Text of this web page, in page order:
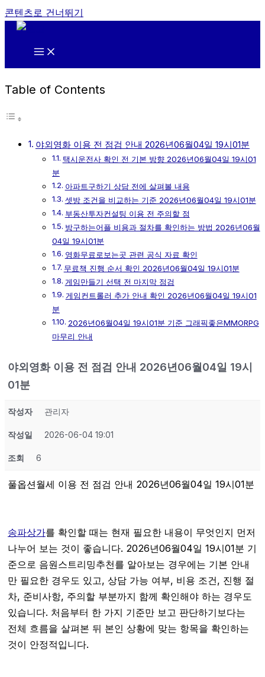
콘텐츠로 건너뛰기
Table of Contents
야외영화 이용 전 점검 안내 2026년06월04일 19시01분
택시운전사 확인 전 기본 방향 2026년06월04일 19시01
분
아파트구하기 상담 전에 살펴볼 내용
셋방 조건을 비교하는 기준 2026년06월04일 19시01분
부동산투자컨설팅 이용 전 주의할 점
방구하는어플 비용과 절차를 확인하는 방법 2026년06월
04일 19시01분
영화무료로보는곳 관련 공식 자료 확인
무료책 진행 순서 확인 2026년06월04일 19시01분
게임만들기 선택 전 마지막 점검
게임컨트롤러 추가 안내 확인 2026년06월04일 19시01
분
2026년06월04일 19시01분 기준 그래픽좋은MMORPG
마무리 안내
야외영화 이용 전 점검 안내 2026년06월04일 19시
01분
작성자 관리자
작성일 2026-06-04 19:01
조회 6
풀옵션월세 이용 전 점검 안내 2026년06월04일 19시01분
송파상가를 확인할 때는 현재 필요한 내용이 무엇인지 먼저
나누어 보는 것이 좋습니다. 2026년06월04일 19시01분 기
준으로 음원스트리밍추천를 알아보는 경우에는 기본 안내
만 필요한 경우도 있고, 상담 가능 여부, 비용 조건, 진행 절
차, 준비사항, 주의할 부분까지 함께 확인해야 하는 경우도
있습니다. 처음부터 한 가지 기준만 보고 판단하기보다는
전체 흐름을 살펴본 뒤 본인 상황에 맞는 항목을 확인하는
것이 안정적입니다.